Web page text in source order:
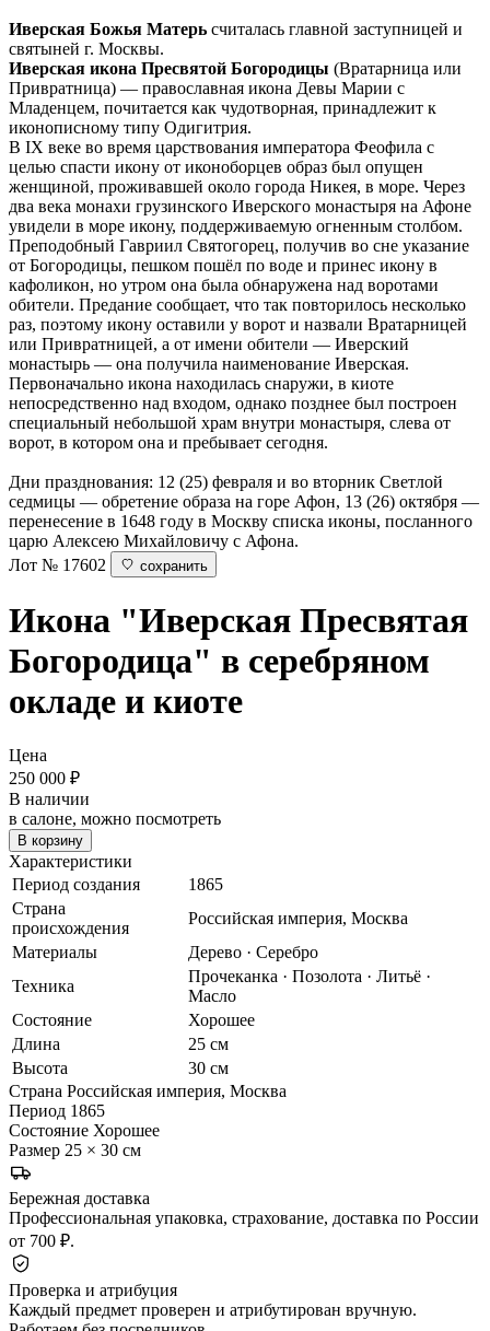
Иверская Божья Матерь считалась главной заступницей и
святыней г. Москвы.
Иверская икона Пресвятой Богородицы (Вратарница или
Привратница) — православная икона Девы Марии с
Младенцем, почитается как чудотворная, принадлежит к
иконописному типу Одигитрия.
В IX веке во время царствования императора Феофила с
целью спасти икону от иконоборцев образ был опущен
женщиной, проживавшей около города Никея, в море. Через
два века монахи грузинского Иверского монастыря на Афоне
увидели в море икону, поддерживаемую огненным столбом.
Преподобный Гавриил Святогорец, получив во сне указание
от Богородицы, пешком пошёл по воде и принес икону в
кафоликон, но утром она была обнаружена над воротами
обители. Предание сообщает, что так повторилось несколько
раз, поэтому икону оставили у ворот и назвали Вратарницей
или Привратницей, а от имени обители — Иверский
монастырь — она получила наименование Иверская.
Первоначально икона находилась снаружи, в киоте
непосредственно над входом, однако позднее был построен
специальный небольшой храм внутри монастыря, слева от
ворот, в котором она и пребывает сегодня.
Дни празднования: 12 (25) февраля и во вторник Светлой
седмицы — обретение образа на горе Афон, 13 (26) октября —
перенесение в 1648 году в Москву списка иконы, посланного
царю Алексею Михайловичу с Афона.
Лот № 17602
сохранить
Икона "Иверская Пресвятая
Богородица" в серебряном
окладе и киоте
Цена
250 000 ₽
В наличии
в салоне, можно посмотреть
В корзину
Характеристики
Период создания
1865
Страна
происхождения
Российская империя, Москва
Материалы
Дерево · Серебро
Техника
Прочеканка · Позолота · Литьё ·
Масло
Состояние
Хорошее
Длина
25 см
Высота
30 см
Страна Российская империя, Москва
Период 1865
Состояние Хорошее
Размер 25 × 30 см
Бережная доставка
Профессиональная упаковка, страхование, доставка по России
от 700 ₽.
Проверка и атрибуция
Каждый предмет проверен и атрибутирован вручную.